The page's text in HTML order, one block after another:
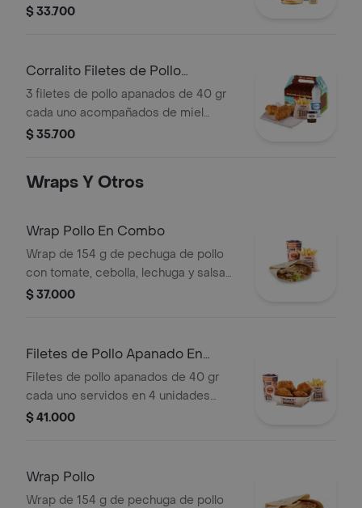
lechuga en julianas, salsa blanca y
60 g
$ 33.700
Corralito Filetes de Pollo
Apanados
3 filetes de pollo apanados de 40 gr
cada uno acompañados de miel
mostaza con papas Corral medianas,
$ 35.700
Wraps Y Otros
Wrap Pollo En Combo
Wrap de 154 g de pechuga de pollo
con tomate, cebolla, lechuga y salsa
blanca + papas medianas (corral o en
$ 37.000
Filetes de Pollo Apanado En
Combo
Filetes de pollo apanados de 40 gr
cada uno servidos en 4 unidades
acompañados de miel mostaza +
$ 41.000
Wrap Pollo
Wrap de 154 g de pechuga de pollo